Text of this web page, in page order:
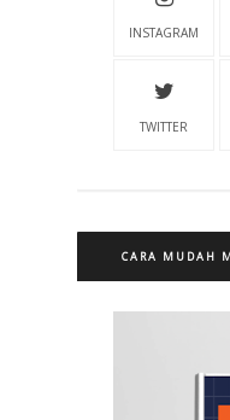
INSTAGRAM
TWITTER
CARA MUDAH